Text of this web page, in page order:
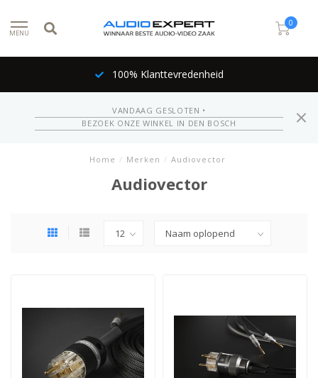
MENU
0
100% Klanttevredenheid
VANDAAG GESLOTEN •
BEZOEK ONZE WINKEL IN DEN BOSCH
Home / Merken / Audiovector
Audiovector